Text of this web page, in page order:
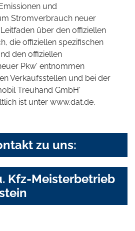
und
Stromverbrauch neuer
über den offiziellen
die offiziellen spezifischen
den offiziellen
Pkw' entnommen
Verkaufsstellen und bei der
Treuhand GmbH'
ist unter www.dat.de.
zu uns:
Kfz-Meisterbetrieb